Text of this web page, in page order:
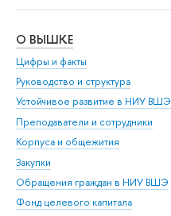
О ВЫШКЕ
Цифры и факты
Руководство и структура
Устойчивое развитие в НИУ ВШЭ
Преподаватели и сотрудники
Корпуса и общежития
Закупки
Обращения граждан в НИУ ВШЭ
Фонд целевого капитала